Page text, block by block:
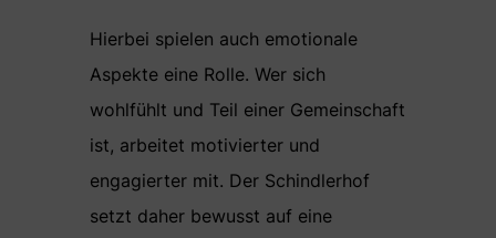
Hierbei spielen auch emotionale
Aspekte eine Rolle. Wer sich
wohlfühlt und Teil einer Gemeinschaft
ist, arbeitet motivierter und
engagierter mit. Der Schindlerhof
setzt daher bewusst auf eine